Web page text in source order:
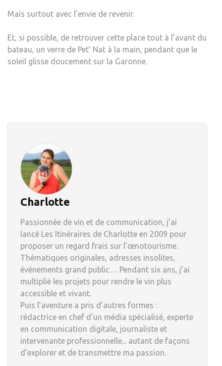
Mais surtout avec l’envie de revenir.
Et, si possible, de retrouver cette place tout à l’avant du
bateau, un verre de Pet’ Nat à la main, pendant que le
soleil glisse doucement sur la Garonne.
Charlotte
Passionnée de vin et de communication, j’ai
lancé Les Itinéraires de Charlotte en 2009 pour
proposer un regard frais sur l’œnotourisme.
Thématiques originales, adresses insolites,
événements grand public… Pendant six ans, j’ai
multiplié les projets pour rendre le vin plus
accessible et vivant.
Puis l’aventure a pris d’autres formes :
rédactrice en chef d'un média spécialisé, experte
en communication digitale, journaliste et
intervenante professionnelle... autant de façons
d’explorer et de transmettre ma passion.